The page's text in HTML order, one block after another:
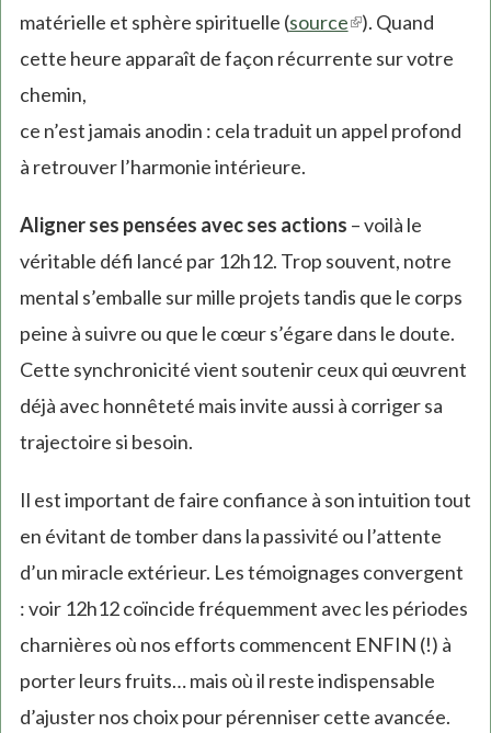
matérielle et sphère spirituelle (source(link
is
). Quand
cette heure apparaît de façon récurrente sur votre
chemin,
ce n’est jamais anodin : cela traduit un appel profond
à retrouver l’harmonie intérieure.
Aligner ses pensées avec ses actions – voilà le
véritable défi lancé par 12h12. Trop souvent, notre
mental s’emballe sur mille projets tandis que le corps
peine à suivre ou que le cœur s’égare dans le doute.
Cette synchronicité vient soutenir ceux qui œuvrent
déjà avec honnêteté mais invite aussi à corriger sa
trajectoire si besoin.
Il est important de faire confiance à son intuition tout
en évitant de tomber dans la passivité ou l’attente
d’un miracle extérieur. Les témoignages convergent
: voir 12h12 coïncide fréquemment avec les périodes
charnières où nos efforts commencent ENFIN (!) à
porter leurs fruits… mais où il reste indispensable
d’ajuster nos choix pour pérenniser cette avancée.